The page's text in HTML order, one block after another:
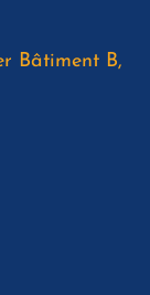
Bâtiment B,